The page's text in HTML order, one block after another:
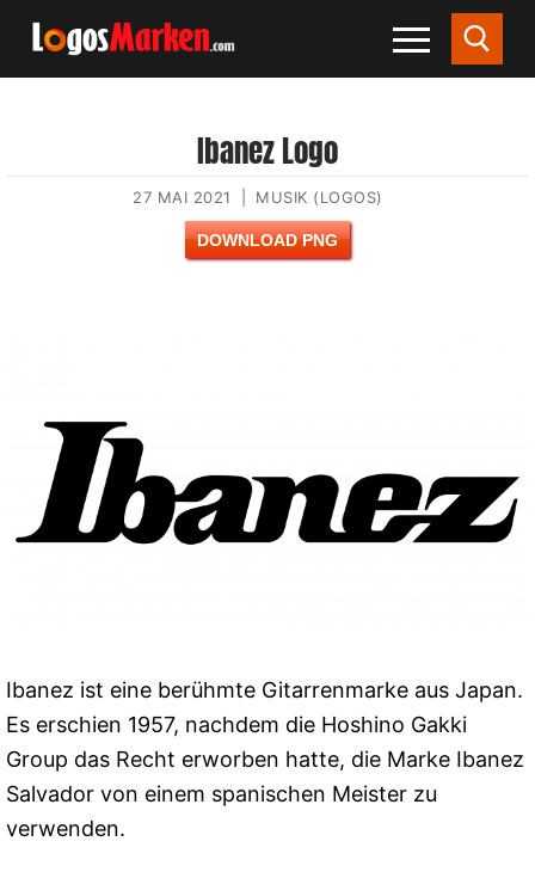
Ibanez Logo
27 MAI 2021 MUSIK (LOGOS)
DOWNLOAD PNG
Ibanez ist eine berühmte Gitarrenmarke aus Japan.
Es erschien 1957, nachdem die Hoshino Gakki
Group das Recht erworben hatte, die Marke Ibanez
Salvador von einem spanischen Meister zu
verwenden.